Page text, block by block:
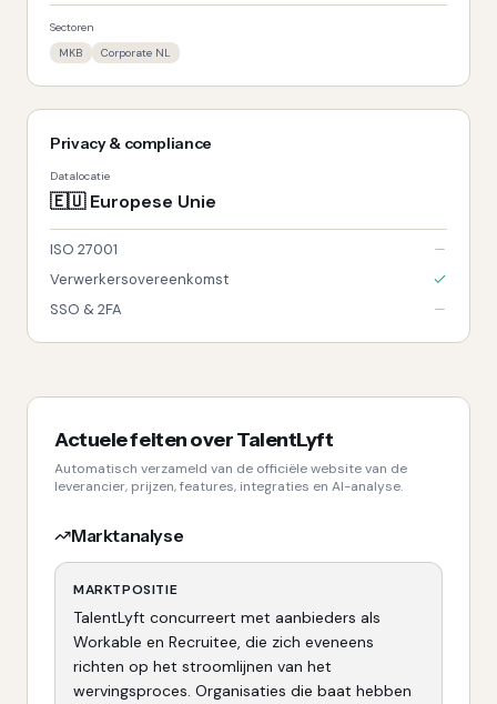
Sectoren
MKB
Corporate NL
Privacy & compliance
Datalocatie
🇪🇺 Europese Unie
ISO 27001
Verwerkersovereenkomst
SSO & 2FA
Actuele feiten overTalentLyft
Automatisch verzameld van de officiële website van de
leverancier, prijzen, features, integraties en AI-analyse.
Marktanalyse
MARKTPOSITIE
TalentLyft concurreert met aanbieders als
Workable en Recruitee, die zich eveneens
richten op het stroomlijnen van het
wervingsproces. Organisaties die baat hebben